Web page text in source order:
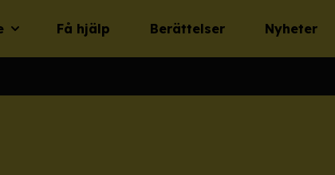
Få hjälp Berättelser Nyheter